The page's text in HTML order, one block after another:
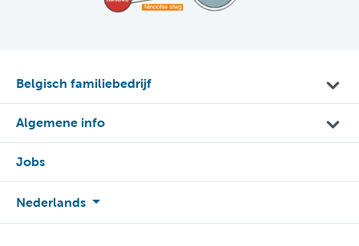
Belgisch familiebedrijf
Algemene info
Jobs
Nederlands